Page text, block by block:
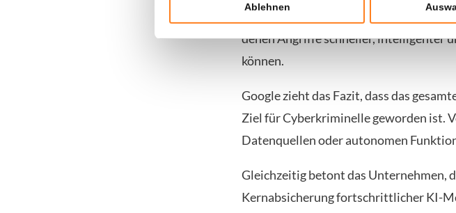
Ablehnen
denen Angriffe schneller, intelligenter
können.
Google zieht das Fazit, dass das
Ziel für Cyberkriminelle geworden ist.
Datenquellen oder autonomen
Gleichzeitig betont das Unternehmen,
Kernabsicherung fortschrittlicher KI-